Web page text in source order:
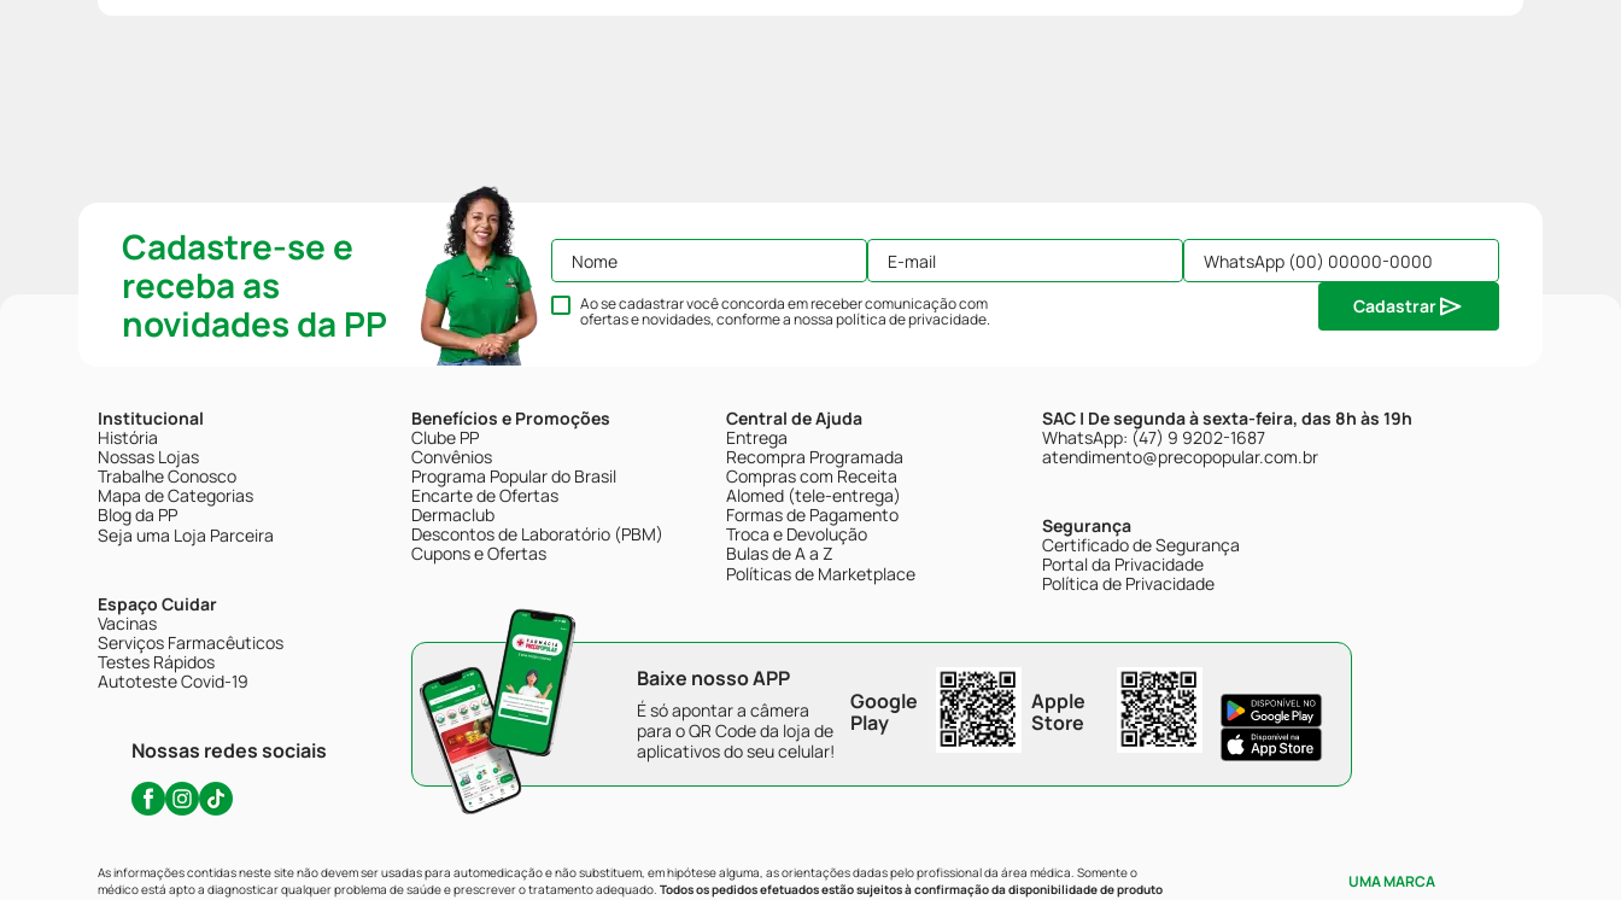
Cadastre-se e
receba as
novidades da PP
Ao se cadastrar você concorda em receber comunicação com
ofertas e novidades, conforme a nossapolítica de privacidade.
Cadastrar
Institucional
História
Nossas Lojas
Trabalhe Conosco
Mapa de Categorias
Blog da PP
Seja uma Loja Parceira
Espaço Cuidar
Vacinas
Serviços Farmacêuticos
Testes Rápidos
Autoteste Covid-19
Nossas redes sociais
Benefícios e Promoções
Clube PP
Convênios
Programa Popular do Brasil
Encarte de Ofertas
Dermaclub
Descontos de Laboratório (PBM)
Cupons e Ofertas
Central de Ajuda
Entrega
Recompra Programada
Compras com Receita
Alomed (tele-entrega)
Formas de Pagamento
Troca e Devolução
Bulas de A a Z
Políticas de Marketplace
SAC | De segunda à sexta-feira, das 8h às 19h
WhatsApp: (47) 9 9202-1687
atendimento@precopopular.com.br
Segurança
Certificado de Segurança
Portal da Privacidade
Política de Privacidade
Baixe nosso APP
É só apontar a câmera
para o QR Code da loja de
aplicativos do seu celular!
Google
Play
Apple
Store
As informações contidas neste site não devem ser usadas para automedicação e não substituem, em hipótese alguma, as orientações dadas pelo profissional da área médica. Somente o
médico está apto a diagnosticar qualquer problema de saúde e prescrever o tratamento adequado. Todos os pedidos efetuados estão sujeitos à confirmação da disponibilidade de produto
UMA MARCA